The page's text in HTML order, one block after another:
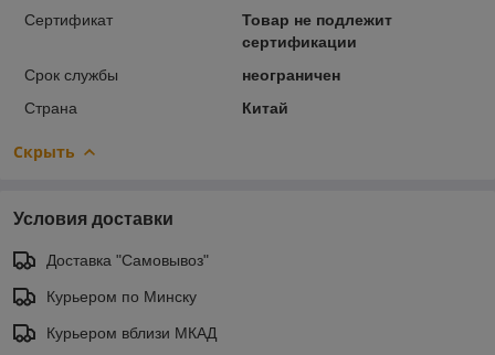
Сертификат
Товар не подлежит
сертификации
Срок службы
неограничен
Страна
Китай
Скрыть
Условия доставки
Доставка "Самовывоз"
Курьером по Минску
Курьером вблизи МКАД